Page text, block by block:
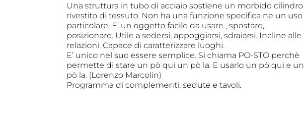
Una struttura in tubo di acciaio sostiene un morbido cilindro
rivestito di tessuto. Non ha una funzione specifica ne un uso
particolare. E’ un oggetto facile da usare , spostare,
posizionare. Utile a sedersi, appoggiarsi, sdraiarsi. Incline alle
relazioni. Capace di caratterizzare luoghi.
E’ unico nel suo essere semplice. Si chiama PO-STO perchè
permette di stare un pò qui un pò la. E usarlo un pò qui e un
pò la. (Lorenzo Marcolin)
Programma di complementi, sedute e tavoli.